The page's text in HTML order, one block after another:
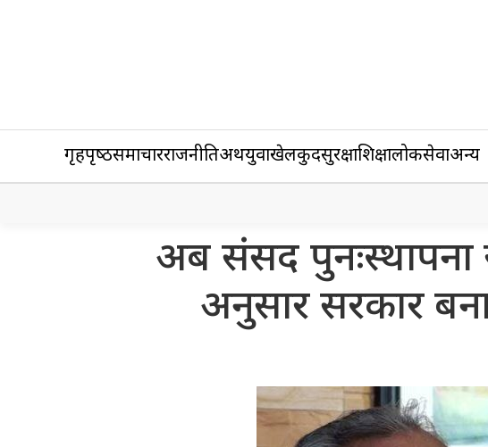
गृहपृष्‍ठसमाचारराजनीतिअर्थयुवाखेलकुदसुरक्षाशिक्षालोकसेवाअन्य
अब संसद पुनःस्थापना
अनुसार सरकार